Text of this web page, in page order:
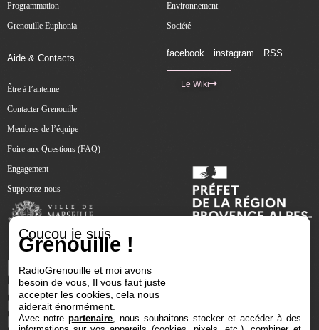
Programmation
Grenouille Euphonia
Environnement
Société
Aide & Contacts
Être à l’antenne
Contacter Grenouille
Membres de l’équipe
Foire aux Questions (FAQ)
Engagement
Supportez-nous
facebook instagram RSS
Le Wiki
Coucou je suis
Grenouille !
RadioGrenouille et moi avons
besoin de vous, Il vous faut juste
accepter les cookies, cela nous
aiderait énormément.
Avec notrepartenaire , nous souhaitons stocker et accéder à des